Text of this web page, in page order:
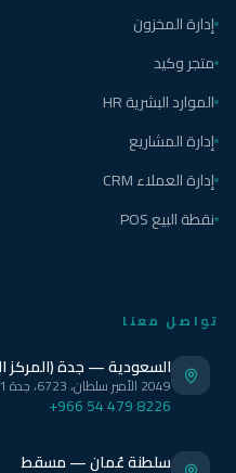
إدارة المخزون
متجر وكيد
الموارد البشرية HR
إدارة المشاريع
إدارة العملاء CRM
نقطة البيع POS
تواصل معنا
السعودية — جدة (المركز
2049 الأمير سلطان، 6723، جدة 23431
+966 54 479 8226
سلطنة عُمان — مسقط